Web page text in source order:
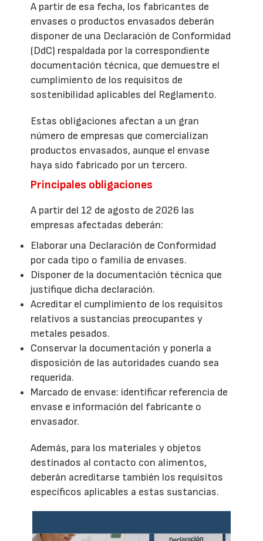
A partir de esa fecha, los fabricantes de
envases o productos envasados deberán
disponer de una Declaración de Conformidad
(DdC) respaldada por la correspondiente
documentación técnica, que demuestre el
cumplimiento de los requisitos de
sostenibilidad aplicables del Reglamento.
Estas obligaciones afectan a un gran
número de empresas que comercializan
productos envasados, aunque el envase
haya sido fabricado por un tercero.
Principales obligaciones
A partir del 12 de agosto de 2026 las
empresas afectadas deberán:
Elaborar una Declaración de Conformidad
por cada tipo o familia de envases.
Disponer de la documentación técnica que
justifique dicha declaración.
Acreditar el cumplimiento de los requisitos
relativos a sustancias preocupantes y
metales pesados.
Conservar la documentación y ponerla a
disposición de las autoridades cuando sea
requerida.
Marcado de envase: identificar referencia de
envase e información del fabricante o
envasador.
Además, para los materiales y objetos
destinados al contacto con alimentos,
deberán acreditarse también los requisitos
específicos aplicables a estas sustancias.